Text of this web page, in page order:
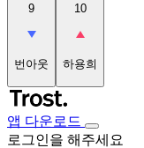
9
번아웃
10
하용희
앱 다운로드
로그인을 해주세요